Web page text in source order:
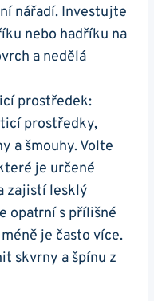
nářadí. Investujte
nebo hadříku na
a nedělá
prostředek:
prostředky,
a šmouhy. Volte
je určené
zajistí lesklý
opatrní s přílišné
je často více.